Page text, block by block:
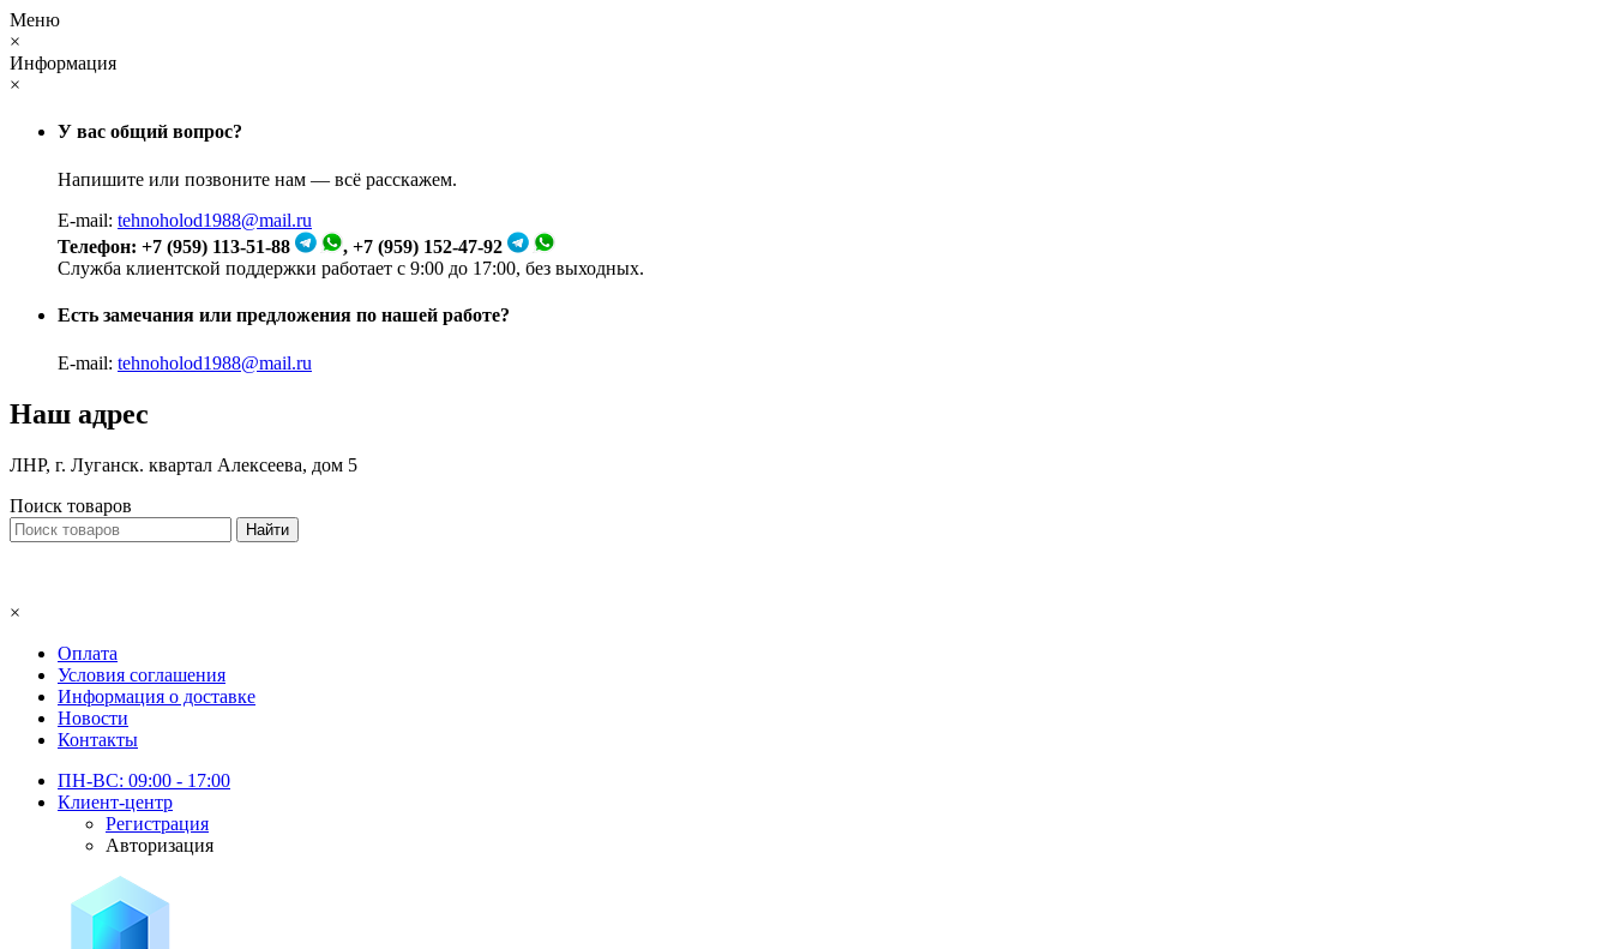
Меню
×
Информация
×
У вас общий вопрос?
Напишите или позвоните нам — всё расскажем.
E-mail: tehnoholod1988@mail.ru
Телефон: +7 (959) 113-51-88
, +7 (959) 152-47-92
Служба клиентской поддержки работает с 9:00 до 17:00, без выходных.
Есть замечания или предложения по нашей работе?
E-mail: tehnoholod1988@mail.ru
Наш адрес
ЛНР, г. Луганск. квартал Алексеева, дом 5
Поиск товаров
×
Оплата
Условия соглашения
Информация о доставке
Новости
Контакты
ПН-ВС: 09:00 - 17:00
Клиент-центр
Регистрация
Авторизация